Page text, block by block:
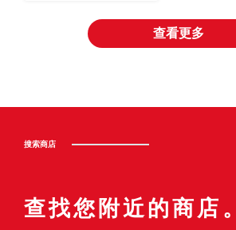
查看更多
搜索商店
查找您附近的商店。